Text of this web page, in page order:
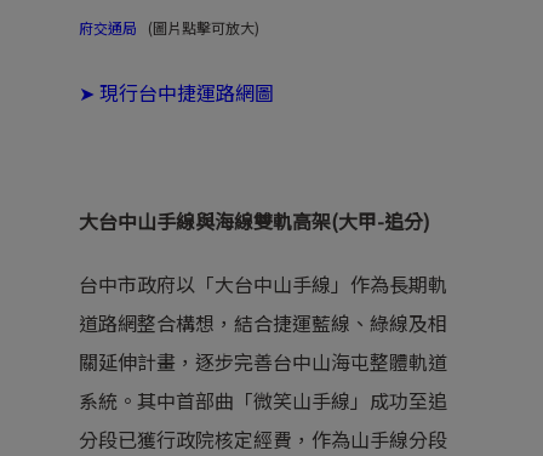
府交通局 (圖片點擊可放大)
➤ 現行台中捷運路網圖
大台中山手線與海線雙軌高架(大甲-追分)
台中市政府以「大台中山手線」作為長期軌
道路網整合構想，結合捷運藍線、綠線及相
關延伸計畫，逐步完善台中山海屯整體軌道
系統。其中首部曲「微笑山手線」成功至追
分段已獲行政院核定經費，作為山手線分段